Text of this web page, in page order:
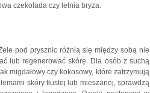
czekolada czy letnia bryza.
pod prysznic różnią się między sobą nie
lub regenerować skórę. Dla osób z suchą
migdałowy czy kokosowy, które zatrzymują
skóry tłustej lub mieszanej, sprawdzą